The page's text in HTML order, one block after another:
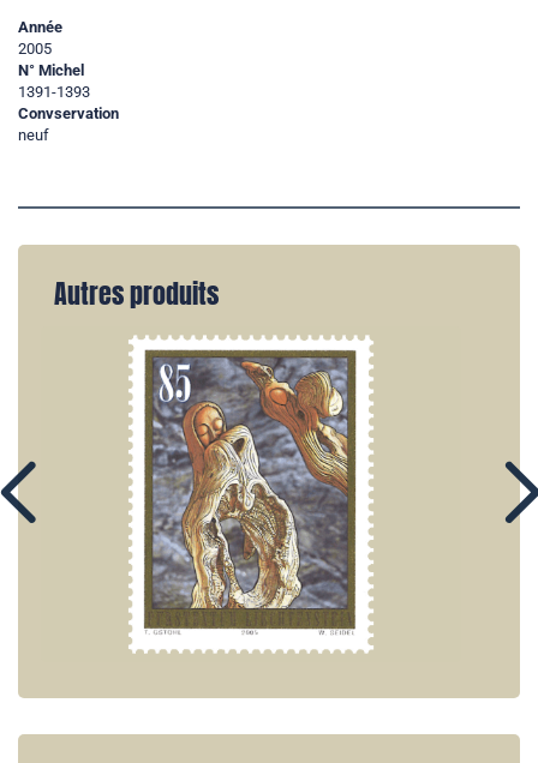
Année
2005
N° Michel
1391-1393
Convservation
neuf
Autres produits